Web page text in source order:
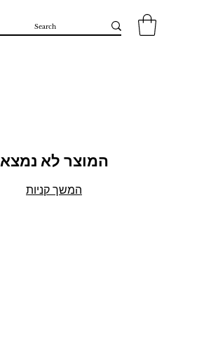
המוצר לא נמצא
המשך קניות